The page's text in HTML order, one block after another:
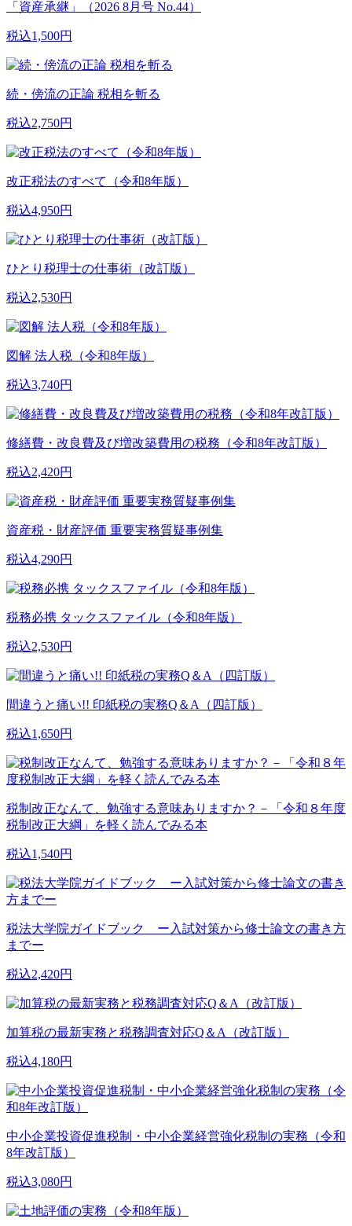
「資産承継」（2026 8月号 No.44）
税込1,500円
続・傍流の正論 税相を斬る
税込2,750円
改正税法のすべて（令和8年版）
税込4,950円
ひとり税理士の仕事術（改訂版）
税込2,530円
図解 法人税（令和8年版）
税込3,740円
修繕費・改良費及び増改築費用の税務（令和8年改訂版）
税込2,420円
資産税・財産評価 重要実務質疑事例集
税込4,290円
税務必携 タックスファイル（令和8年版）
税込2,530円
間違うと痛い!! 印紙税の実務Q＆A（四訂版）
税込1,650円
税制改正なんて、勉強する意味ありますか？－「令和８年度
税制改正大綱」を軽く読んでみる本
税込1,540円
税法大学院ガイドブック ー入試対策から修士論文の書き方
までー
税込2,420円
加算税の最新実務と税務調査対応Q＆A（改訂版）
税込4,180円
中小企業投資促進税制・中小企業経営強化税制の実務（令和
8年改訂版）
税込3,080円